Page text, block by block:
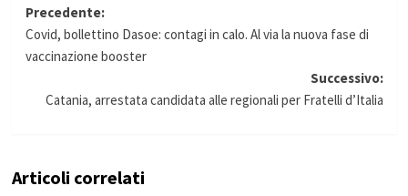
Navigazione
articolo
Precedente:
Covid, bollettino Dasoe: contagi in calo. Al via la nuova fase di
vaccinazione booster
Successivo:
Catania, arrestata candidata alle regionali per Fratelli d’Italia
Articoli correlati